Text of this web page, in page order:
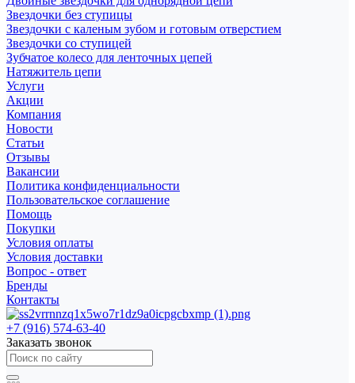
Звездочки без ступицы
Звездочки с каленым зубом и готовым отверстием
Звездочки со ступицей
Зубчатое колесо для ленточных цепей
Натяжитель цепи
Услуги
Акции
Компания
Новости
Статьи
Отзывы
Вакансии
Политика конфиденциальности
Пользовательское соглашение
Помощь
Покупки
Условия оплаты
Условия доставки
Вопрос - ответ
Бренды
Контакты
+7 (916) 574-63-40
Заказать звонок